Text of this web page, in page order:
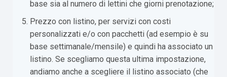
base sia al numero di lettini che giorni prenotazione;
Prezzo con listino, per servizi con costi
personalizzati e/o con pacchetti (ad esempio è su
base settimanale/mensile) e quindi ha associato un
listino. Se scegliamo questa ultima impostazione,
andiamo anche a scegliere il listino associato (che